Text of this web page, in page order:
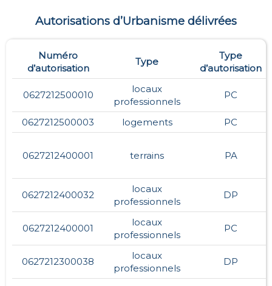
Autorisations d’Urbanisme délivrées
Numéro
d’autorisation
Type
Type
d’autorisation
0627212500010
locaux
professionnels
PC
0627212500003 logements PC
0627212400001 terrains PA
0627212400032
locaux
professionnels
DP
0627212400001
locaux
professionnels
PC
0627212300038
locaux
professionnels
DP